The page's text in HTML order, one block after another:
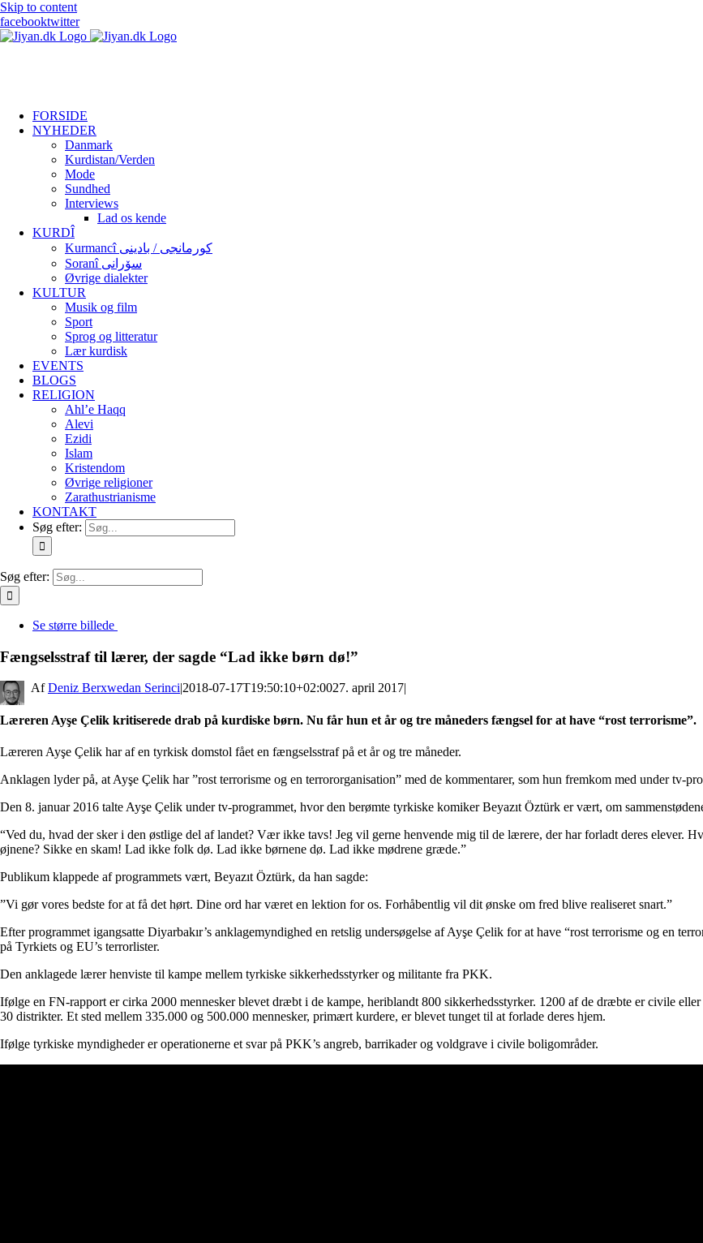
Skip to content
facebooktwitter
FORSIDE
NYHEDER
Danmark
Kurdistan/Verden
Mode
Sundhed
Interviews
Lad os kende
KURDÎ
Kurmancî کورمانجی / بادینی
Soranî سۆرانی
Øvrige dialekter
KULTUR
Musik og film
Sport
Sprog og litteratur
Lær kurdisk
EVENTS
BLOGS
RELIGION
Ahl’e Haqq
Alevi
Ezidi
Islam
Kristendom
Øvrige religioner
Zarathustrianisme
KONTAKT
Søg efter:
Søg efter:
Se større billede
Fængselsstraf til lærer, der sagde “Lad ikke børn dø!”
By Deniz Berxwedan Serinci|2018-07-17T19:50:10+02:0027. april 2017|
Læreren Ayşe Çelik kritiserede drab på kurdiske børn. Nu får hun et år og tre måneders fængsel for at have “rost terrorisme”.
Læreren Ayşe Çelik har af en tyrkisk domstol fået en fængselsstraf på et år og tre måneder.
Anklagen lyder på, at Ayşe Çelik har ”rost terrorisme og en terrororganisation” med de kommentarer, som hun fremkom med under tv-
Den 8. januar 2016 talte Ayşe Çelik under tv-programmet, hvor den berømte tyrkiske komiker Beyazıt Öztürk er vært, om
“Ved du, hvad der sker i den østlige del af landet? Vær ikke tavs! Jeg vil gerne henvende mig til de lærere, der har forladt deres elever.
øjnene? Sikke en skam! Lad ikke folk dø. Lad ikke børnene dø. Lad ikke mødrene græde.”
Publikum klappede af programmets vært, Beyazıt Öztürk, da han sagde:
”Vi gør vores bedste for at få det hørt. Dine ord har været en lektion for os. Forhåbentlig vil dit ønske om fred blive realiseret snart.”
Efter programmet igangsatte Diyarbakır’s anklagemyndighed en retslig undersøgelse af Ayşe Çelik for at have “rost terrorisme og en
på Tyrkiets og EU’s terrorlister.
Den anklagede lærer henviste til kampe mellem tyrkiske sikkerhedsstyrker og militante fra PKK.
Ifølge en FN-rapport er cirka 2000 mennesker blevet dræbt i de kampe, heriblandt 800 sikkerhedsstyrker. 1200 af de dræbte er civile
30 distrikter. Et sted mellem 335.000 og 500.000 mennesker, primært kurdere, er blevet tunget til at forlade deres hjem.
Ifølge tyrkiske myndigheder er operationerne et svar på PKK’s angreb, barrikader og voldgrave i civile boligområder.